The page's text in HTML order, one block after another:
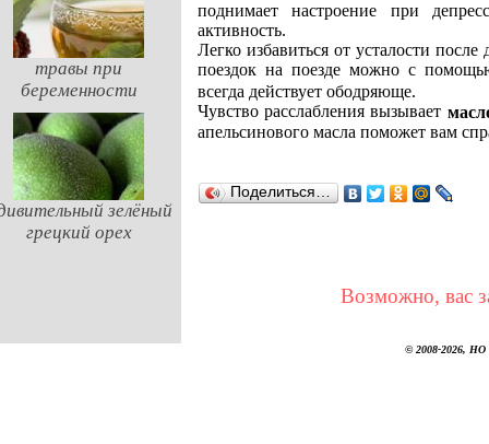
травы при
беременности
зелёный
грецкий орех
поднимает настроение при
активность.
Легко избавиться от усталости
поездок на поезде можно с
всегда действует ободряюще.
Чувство расслабления вызывает
апельсинового масла поможет вам
Поделиться…
Возможно, вас
© 2008-2026,